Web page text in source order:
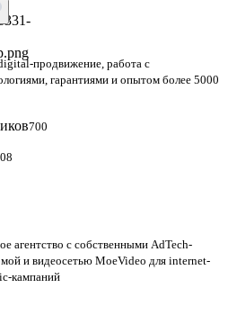
продвижение, работа с
гарантиями и опытом более 5000
700
агентство с собственными AdTech-
и видеосетью MoeVideo для internet-
кампаний